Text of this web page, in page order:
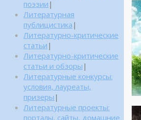
поэзии |
Литературная
публицистика |
Литературно-критические
статьи |
Литературно-критические
статьи и обзоры |
Литературные конкурсы:
условия, лауреаты,
призеры |
Литературные проекты:
порталы, сайты, домашние